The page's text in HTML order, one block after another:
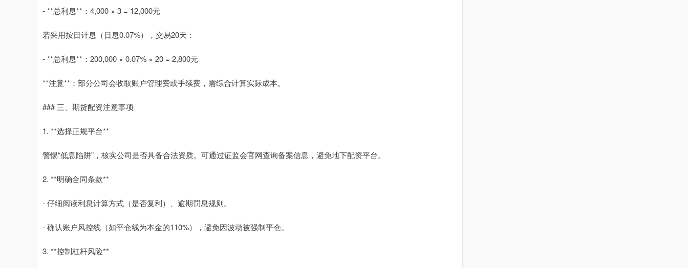
- **总利息**：4,000 × 3 = 12,000元
若采用按日计息（日息0.07%），交易20天：
- **总利息**：200,000 × 0.07% × 20 = 2,800元
**注意**：部分公司会收取账户管理费或手续费，需综合计算实际成本。
### 三、期货配资注意事项
1. **选择正规平台**
警惕“低息陷阱”，核实公司是否具备合法资质。可通过证监会官网查询备案信息，避免地下配资平台。
2. **明确合同条款**
- 仔细阅读利息计算方式（是否复利）、逾期罚息规则。
- 确认账户风控线（如平仓线为本金的110%），避免因波动被强制平仓。
3. **控制杠杆风险**